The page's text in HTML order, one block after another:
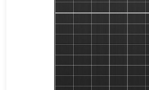
Eficácia máxima: 23.02%